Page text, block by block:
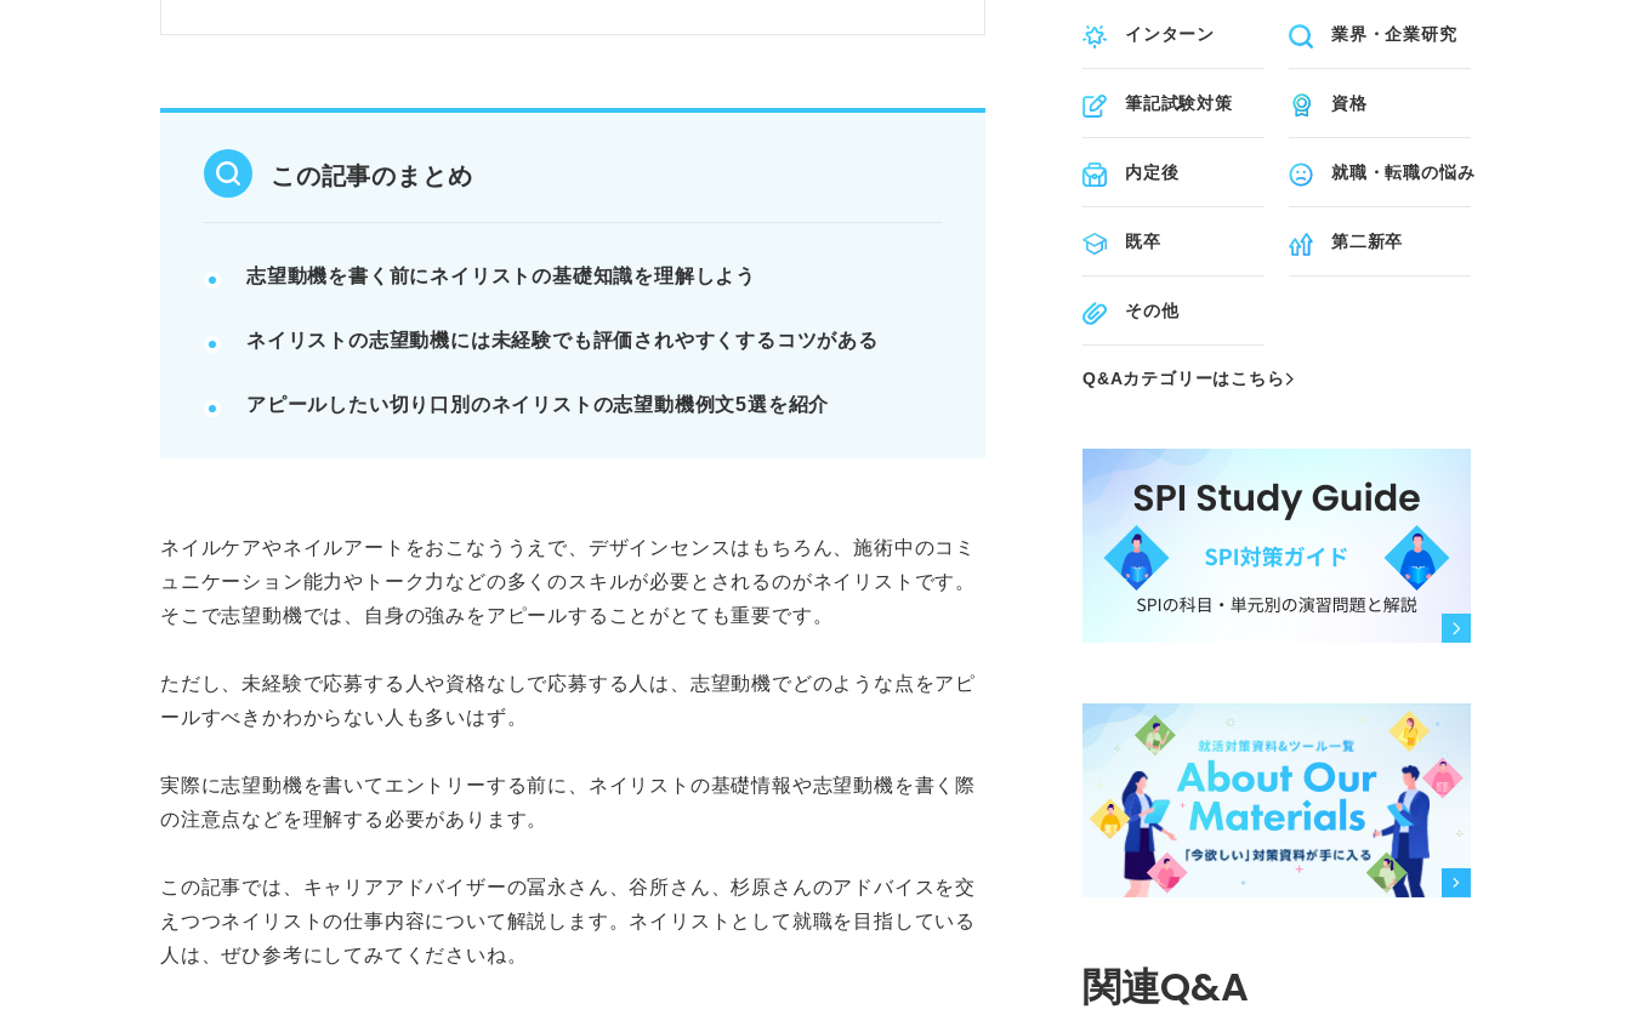
POINT：他のサロンでも当てはまる内容を避け、企業固有の魅力を伝える。
記事の該当箇所を見る
そもそも未経験でも応募できる？ ネイリストになる2つの方法
志望動機でアピールしよう！ ネイリストで評価されやすい強み
この記事のまとめ
志望動機を書く前にネイリストの基礎知識を理解しよう
ネイリストの志望動機には未経験でも評価されやすくするコツがある
アピールしたい切り口別のネイリストの志望動機例文5選を紹介
ネイルケアやネイルアートをおこなううえで、デザインセンスはもちろん、施術中のコミ
ュニケーション能力やトーク力などの多くのスキルが必要とされるのがネイリストです。
そこで志望動機では、自身の強みをアピールすることがとても重要です。
ただし、未経験で応募する人や資格なしで応募する人は、志望動機でどのような点をアピ
ールすべきかわからない人も多いはず。
実際に志望動機を書いてエントリーする前に、ネイリストの基礎情報や志望動機を書く際
の注意点などを理解する必要があります。
この記事では、キャリアアドバイザーの冨永さん、谷所さん、杉原さんのアドバイスを交
えつつネイリストの仕事内容について解説します。ネイリストとして就職を目指している
人は、ぜひ参考にしてみてくださいね。
インターン 業界・企業研究
筆記試験対策 資格
内定後 就職・転職の悩み
既卒 第二新卒
その他
Q&Aカテゴリーはこちら
関連Q&A